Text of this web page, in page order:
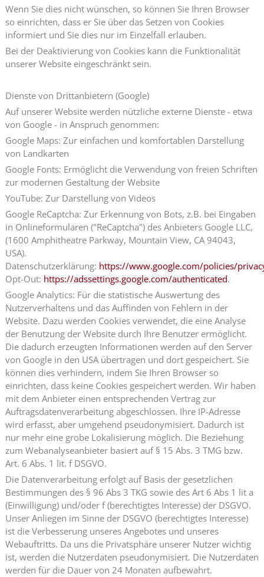
Wenn Sie dies nicht wünschen, so können Sie Ihren Browser
so einrichten, dass er Sie über das Setzen von Cookies
informiert und Sie dies nur im Einzelfall erlauben.
Bei der Deaktivierung von Cookies kann die Funktionalität
unserer Website eingeschränkt sein.
Dienste von Drittanbietern (Google)
Auf unserer Website werden nützliche externe Dienste - etwa
von Google - in Anspruch genommen:
Google Maps: Zur einfachen und komfortablen Darstellung
von Landkarten
Google Fonts: Ermöglicht die Verwendung von freien Schriften
zur modernen Gestaltung der Website
YouTube: Zur Darstellung von Videos
Google ReCaptcha: Zur Erkennung von Bots, z.B. bei Eingaben
in Onlineformularen ("ReCaptcha") des Anbieters Google LLC,
(1600 Amphitheatre Parkway, Mountain View, CA 94043,
USA).
Datenschutzerklärung: https://www.google.com/policies/
Opt-Out: https://adssettings.google.com/authenticated.
Google Analytics: Für die statistische Auswertung des
Nutzerverhaltens und das Auffinden von Fehlern in der
Website. Dazu werden Cookies verwendet, die eine Analyse
der Benutzung der Website durch Ihre Benutzer ermöglicht.
Die dadurch erzeugten Informationen werden auf den Server
von Google in den USA übertragen und dort gespeichert. Sie
können dies verhindern, indem Sie Ihren Browser so
einrichten, dass keine Cookies gespeichert werden. Wir haben
mit dem Anbieter einen entsprechenden Vertrag zur
Auftragsdatenverarbeitung abgeschlossen. Ihre IP-Adresse
wird erfasst, aber umgehend pseudonymisiert. Dadurch ist
nur mehr eine grobe Lokalisierung möglich. Die Beziehung
zum Webanalyseanbieter basiert auf § 15 Abs. 3 TMG bzw.
Art. 6 Abs. 1 lit. f DSGVO.
Die Datenverarbeitung erfolgt auf Basis der gesetzlichen
Bestimmungen des § 96 Abs 3 TKG sowie des Art 6 Abs 1 lit a
(Einwilligung) und/oder f (berechtigtes Interesse) der DSGVO.
Unser Anliegen im Sinne der DSGVO (berechtigtes Interesse)
ist die Verbesserung unseres Angebotes und unseres
Webauftritts. Da uns die Privatsphäre unserer Nutzer wichtig
ist, werden die Nutzerdaten pseudonymisiert. Die Nutzerdaten
werden für die Dauer von 24 Monaten aufbewahrt.